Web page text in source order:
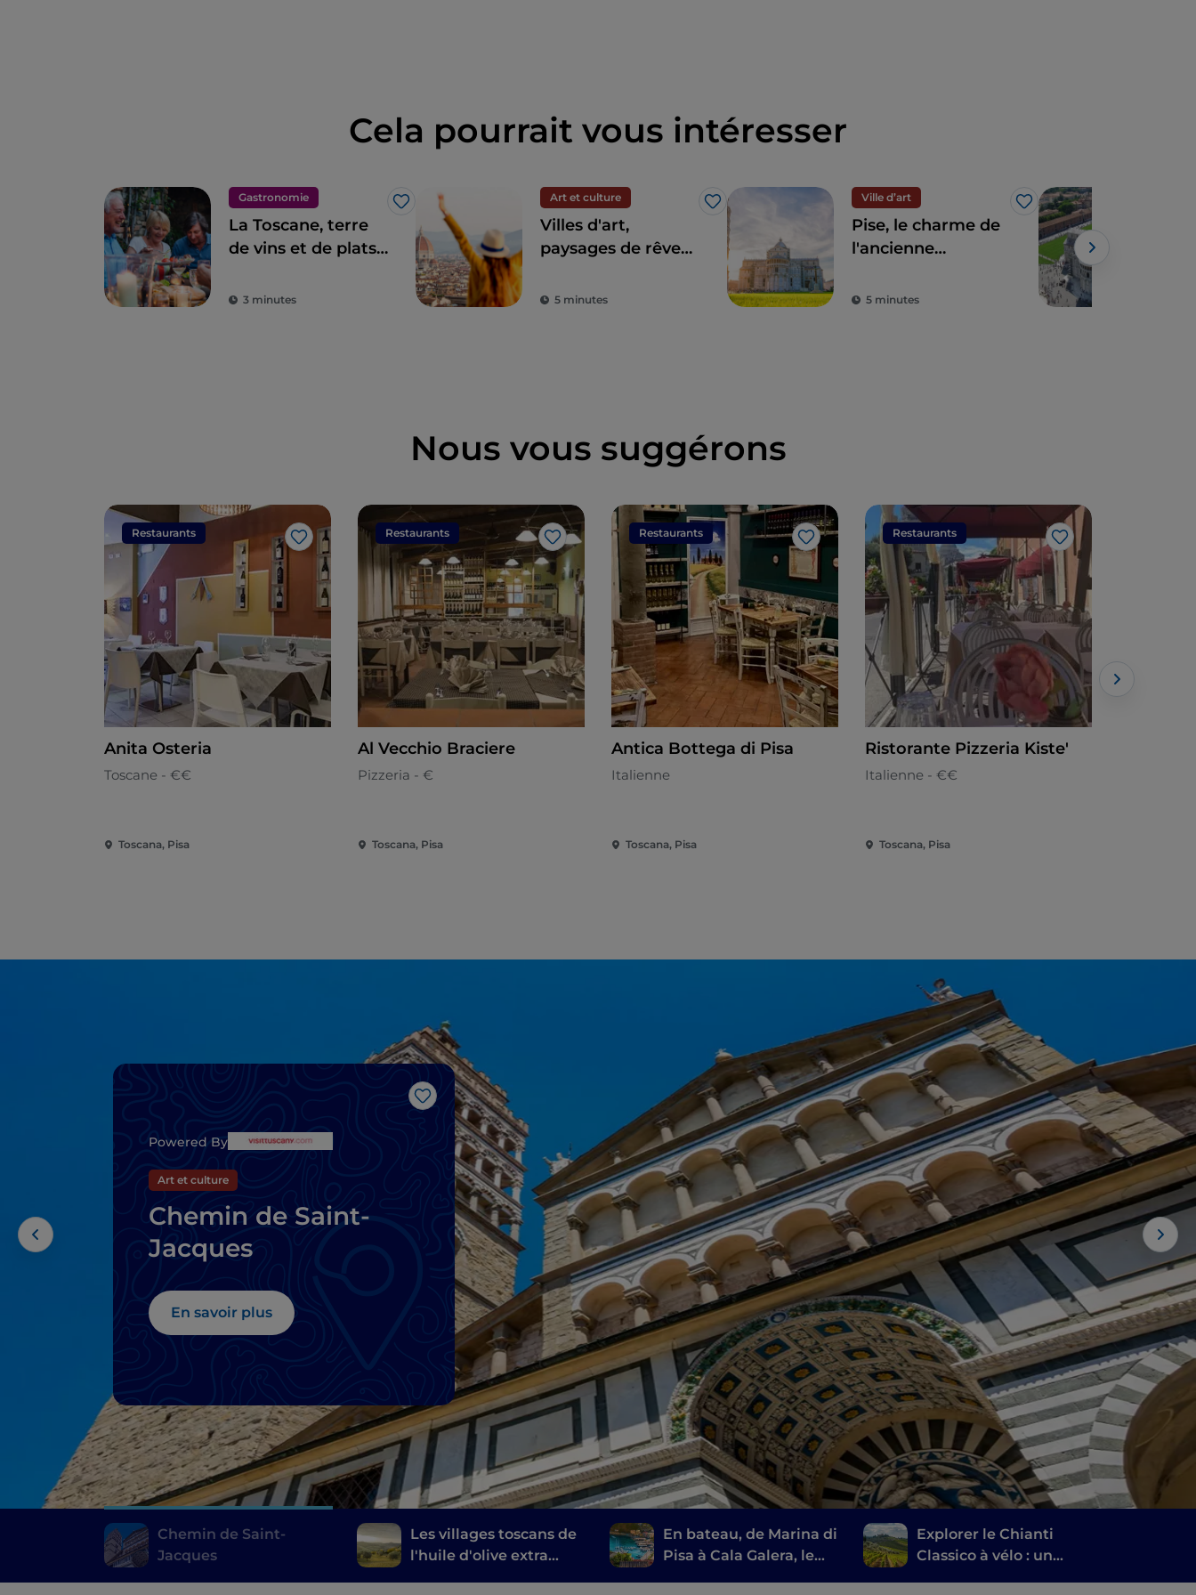
Cela pourrait vous intéresser
Gastronomie
J’aime
La Toscane, terre
de vins et de plats
3 minutes
Art et culture
J’aime
Villes d'art,
paysages de rêve
Toscane est le rêve
5 minutes
Ville d’art
J’aime
Pise, le charme de
l'ancienne
maritime avec sa
5 minutes
Nous vous suggérons
Restaurants
J’aime
Anita Osteria
Toscane - €€
Toscana, Pisa
Restaurants
J’aime
Al Vecchio Braciere
Pizzeria - €
Toscana, Pisa
Restaurants
J’aime
Antica Bottega di Pisa
Italienne
Toscana, Pisa
Restaurants
J’aime
Ristorante Pizzeria Kiste'
Italienne - €€
Toscana, Pisa
J’aime
Powered By
Art et culture
Chemin de Saint-
Jacques
En savoir plus
Chemin de Saint-
Jacques
Les villages toscans de
l'huile d'olive extra
En bateau, de Marina di
Pisa à Cala Galera, le
Explorer le Chianti
Classico à vélo : un